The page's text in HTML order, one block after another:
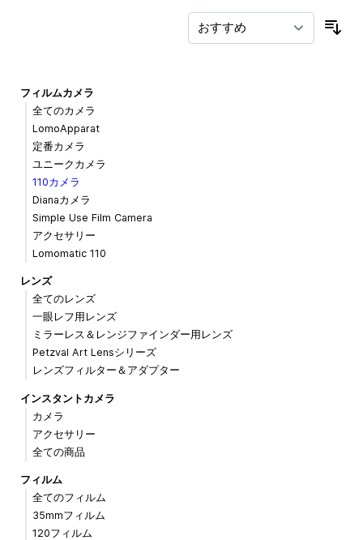
フィルムカメラ
全てのカメラ
LomoApparat
定番カメラ
ユニークカメラ
110カメラ
Dianaカメラ
Simple Use Film Camera
アクセサリー
Lomomatic 110
レンズ
全てのレンズ
一眼レフ用レンズ
ミラーレス＆レンジファインダー用レンズ
Petzval Art Lensシリーズ
レンズフィルター＆アダプター
インスタントカメラ
カメラ
アクセサリー
全ての商品
フィルム
全てのフィルム
35mmフィルム
120フィルム